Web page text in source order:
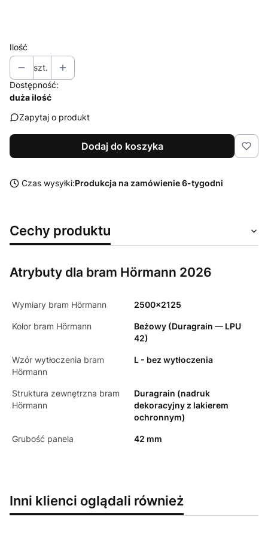
Ilość
szt.
Dostępność:
duża ilość
Zapytaj o produkt
Dodaj do koszyka
Czas wysyłki:Produkcja na zamówienie 6-tygodni
Cechy produktu
Atrybuty dla bram Hörmann 2026
Wymiary bram Hörmann 2500x2125
Kolor bram Hörmann
Beżowy (Duragrain — LPU
42)
Wzór wytłoczenia bram
Hörmann
L - bez wytłoczenia
Struktura zewnętrzna bram
Hörmann
Duragrain (nadruk
dekoracyjny z lakierem
ochronnym)
Grubość panela 42 mm
Inni klienci oglądali również